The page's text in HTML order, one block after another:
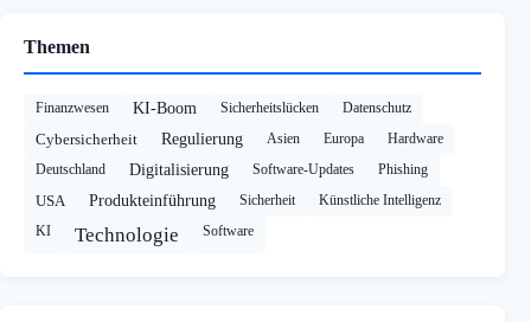
Themen
Finanzwesen KI-Boom Sicherheitslücken Datenschutz
Cybersicherheit Regulierung Asien Europa
Hardware
Deutschland
Digitalisierung Software-Updates Phishing
USA Produkteinführung Sicherheit
Künstliche Intelligenz
KI
Technologie Software